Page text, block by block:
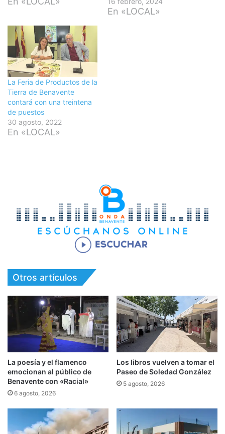
En «LOCAL»
La Feria de Productos de la
Tierra de Benavente
contará con una treintena
de puestos
30 agosto, 2022
En «LOCAL»
Otros artículos
La poesía y el flamenco
emocionan al público de
Benavente con «Racial»
6 agosto, 2026
Los libros vuelven a tomar el
Paseo de Soledad González
5 agosto, 2026